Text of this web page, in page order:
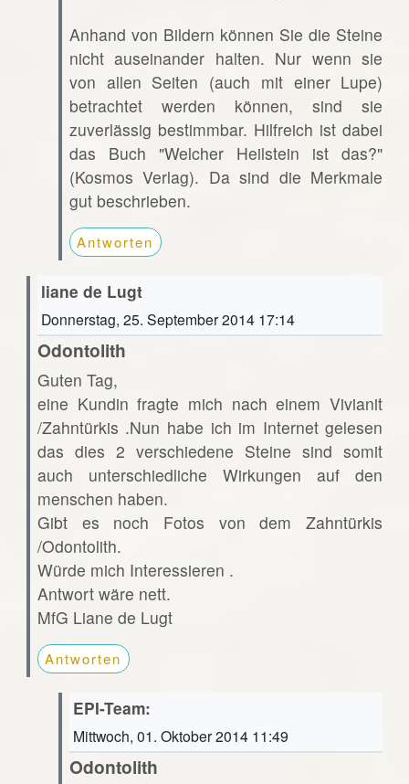
Anhand von Bildern können Sie die Steine
nicht auseinander halten. Nur wenn sie
von allen Seiten (auch mit einer Lupe)
betrachtet werden können, sind sie
zuverlässig bestimmbar. Hilfreich ist dabei
das Buch "Welcher Heilstein ist das?"
(Kosmos Verlag). Da sind die Merkmale
gut beschrieben.
Antworten
liane de Lugt
Donnerstag, 25. September 2014 17:14
Odontolith
Guten Tag,
eine Kundin fragte mich nach einem Vivianit
/Zahntürkis .Nun habe ich im Internet gelesen
das dies 2 verschiedene Steine sind somit
auch unterschiedliche Wirkungen auf den
menschen haben.
Gibt es noch Fotos von dem Zahntürkis
/Odontolith.
Würde mich Interessieren .
Antwort wäre nett.
MfG Liane de Lugt
Antworten
EPI-Team:
Mittwoch, 01. Oktober 2014 11:49
Odontolith